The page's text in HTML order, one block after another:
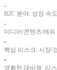
◦
B2C 분야: 성장 속
◦
미디어/콘텐츠/에
•
핵심 리스크: 시장/
•
명확한 대비책: 리